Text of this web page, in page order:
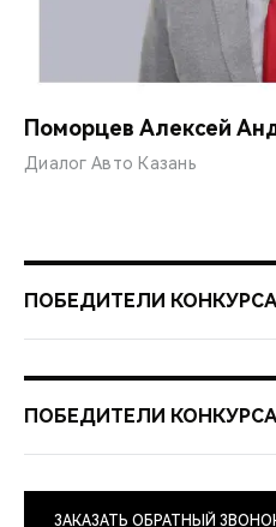
Поморцев Алексей
Диалог Авто Казань
ПОБЕДИТЕЛИ
ООО “Карс Сток”
Кузнецов Владимир
ПОБЕДИТЕЛИ
ЗАКАЗАТЬ ОБРАТНЫЙ